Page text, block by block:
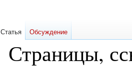
Страницы,
Статья Обсуждение